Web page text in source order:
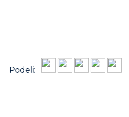
Podeli: